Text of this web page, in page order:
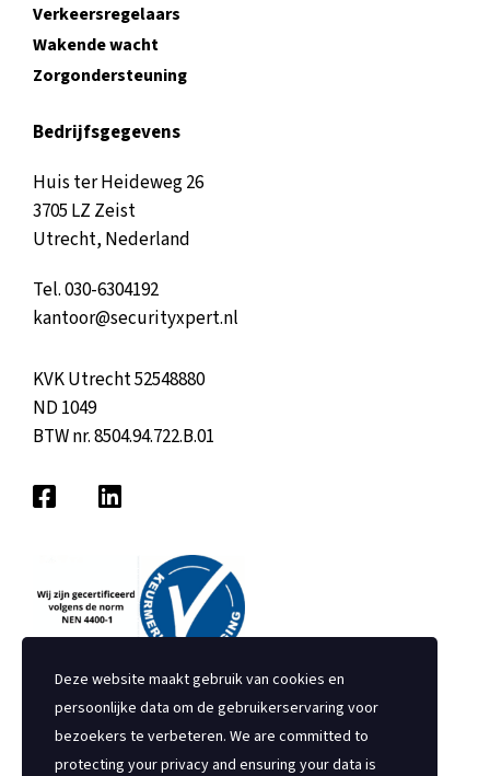
Verkeersregelaars
Wakende wacht
Zorgondersteuning
Bedrijfsgegevens
Huis ter Heideweg 26
3705 LZ Zeist
Utrecht, Nederland
Tel.030-6304192
kantoor@securityxpert.nl
KVK Utrecht 52548880
ND 1049
BTW nr. 8504.94.722.B.01
Deze website maakt gebruik van cookies en
persoonlijke data om de gebruikerservaring voor
bezoekers te verbeteren. We are committed to
protecting your privacy and ensuring your data is